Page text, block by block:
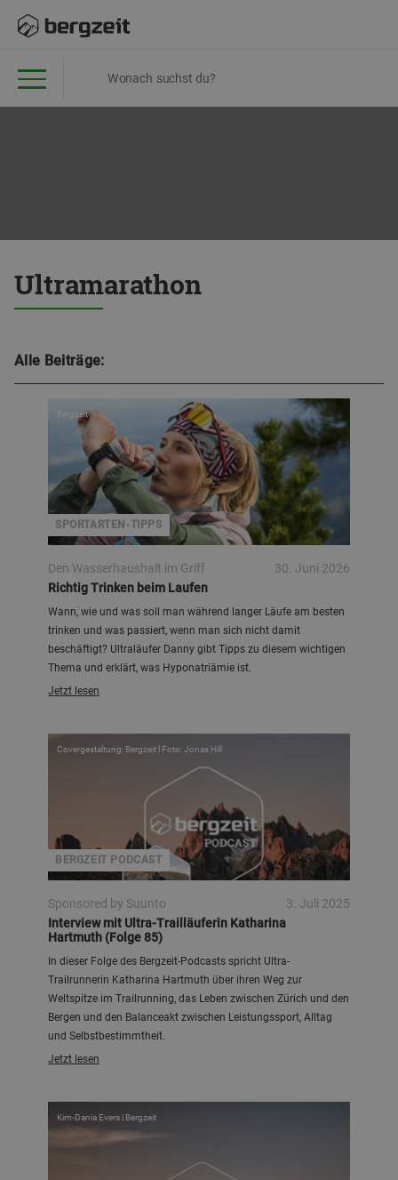
Ultramarathon
Alle Beiträge:
SPORTARTEN-TIPPS
Bergzeit
Den Wasserhaushalt im Griff
30. Juni 2026
Richtig Trinken beim Laufen
Wann, wie und was soll man während langer Läufe am besten
trinken und was passiert, wenn man sich nicht damit
beschäftigt? Ultraläufer Danny gibt Tipps zu diesem wichtigen
Thema und erklärt, was Hyponatriämie ist.
Jetzt lesen
BERGZEIT PODCAST
Covergestaltung: Bergzeit l Foto: Jonas Hill
Sponsored by Suunto
3. Juli 2025
Interview mit Ultra-Trailläuferin Katharina
Hartmuth (Folge 85)
In dieser Folge des Bergzeit-Podcasts spricht Ultra-
Trailrunnerin Katharina Hartmuth über ihren Weg zur
Weltspitze im Trailrunning, das Leben zwischen Zürich und den
Bergen und den Balanceakt zwischen Leistungssport, Alltag
und Selbstbestimmtheit.
Jetzt lesen
Kim-Dania Evers | Bergzeit